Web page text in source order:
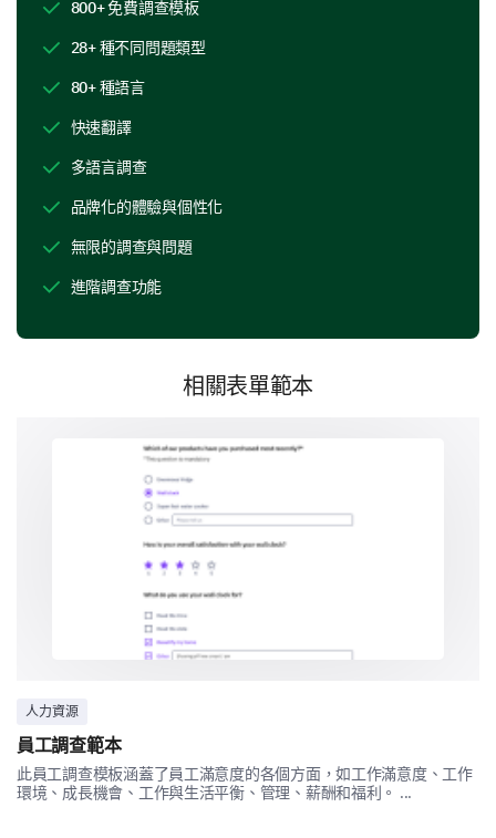
Feature B
Feature C
Feature D
If you could add or change one feature on our
product, what would it be and why?
Customer Support Experience
thoughts on your interactions (if any) with our support
On a scale of 1-5, how would you rate our
customer service, with 1 being 'Very
Unsatisfactory' and 5 being 'Very Satisfactory'?
3
Can you provide a detailed description of a
800+ 免費調查模板
28+ 種不同問題類型
80+ 種語言
快速翻譯
多語言調查
品牌化的體驗與個性化
無限的調查與問題
進階調查功能
相關表單範本
人力資源
員工調查範本
此員工調查模板涵蓋了員工滿意度的各個方面，如工作滿意度、工作
環境、成長機會、工作與生活平衡、管理、薪酬和福利。 ...